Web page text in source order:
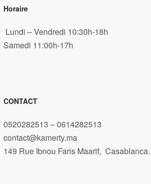
Horaire
Lundi – Vendredi 10:30h-18h
Samedi 11:00h-17h
CONTACT
0520282513 – 0614282513
contact@kamerty.ma
149 Rue Ibnou Faris Maarif, Casablanca.